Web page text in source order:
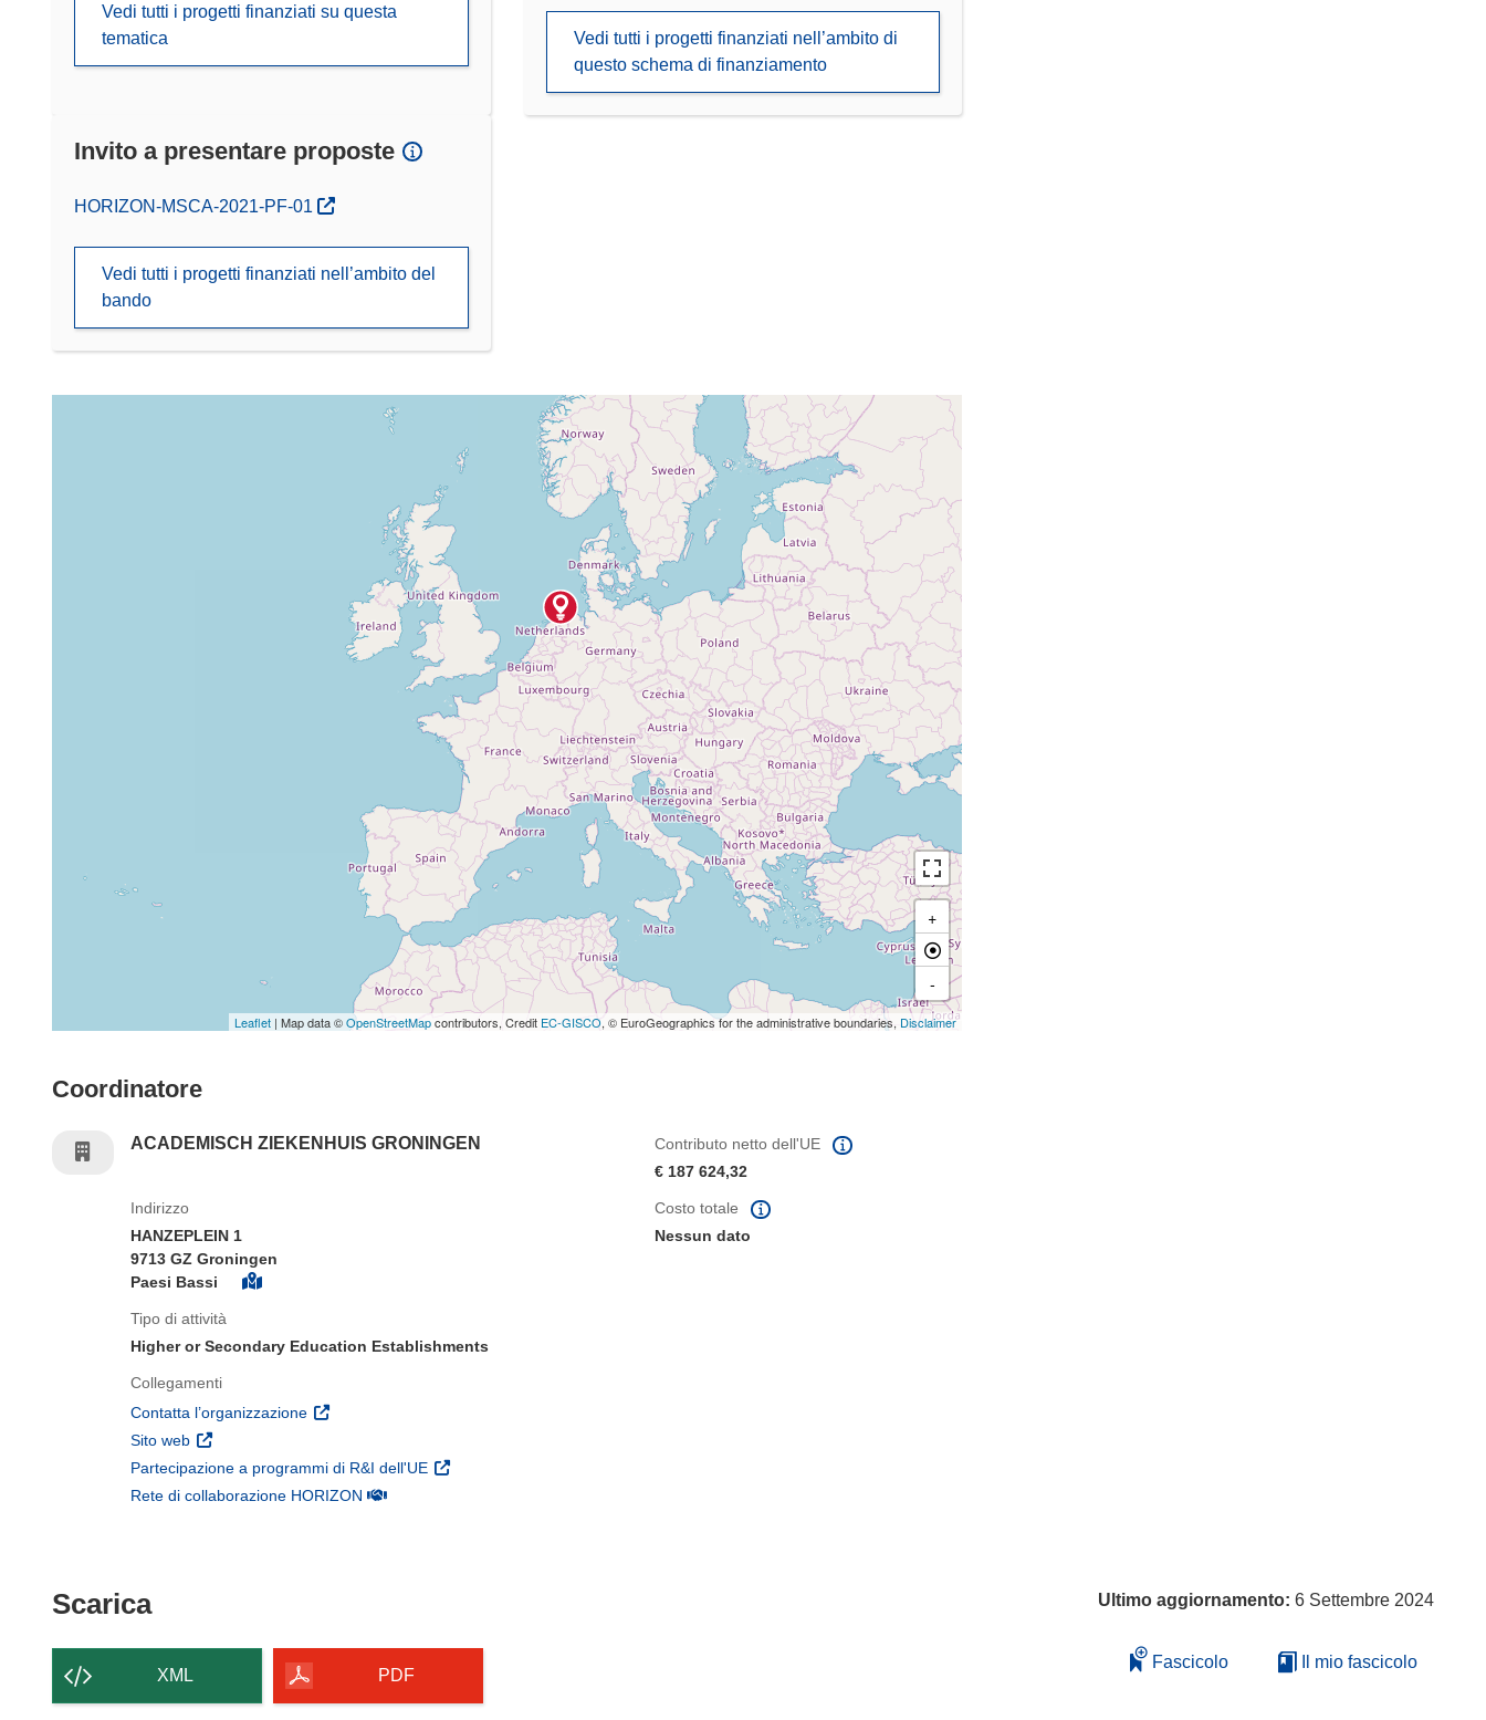
Vedi tutti i progetti finanziati su questa
tematica
Vedi tutti i progetti finanziati nell’ambito di
questo schema di finanziamento
Invito a presentare proposte
(si apre in una nuova finestra)
HORIZON-MSCA-2021-PF-01
Vedi tutti i progetti finanziati nell’ambito del
bando
+
-
Leaflet | Map data ©OpenStreetMapcontributors, Credit EC-GISCO, © EuroGeographics for the administrative boundaries, Disclaimer
Coordinatore
ACADEMISCH ZIEKENHUIS GRONINGEN
Contributo netto dell'UE
€ 187 624,32
Indirizzo
HANZEPLEIN 1
9713 GZ Groningen
Paesi Bassi
Tipo di attività
Higher or Secondary Education Establishments
Collegamenti
Contatta l’organizzazione (si apre in una nuova finestra)
Sito web (si apre in una nuova finestra)
Partecipazione a programmi di R&I dell'UE (si apre in una nuova finestra)
Rete di collaborazione HORIZON(si apre in una nuova finestra)
Costo totale
Nessun dato
ScaricaScarica il contenuto della pagina
XML PDF
Ultimo aggiornamento: 6 Settembre 2024
Fascicolo Il mio fascicolo